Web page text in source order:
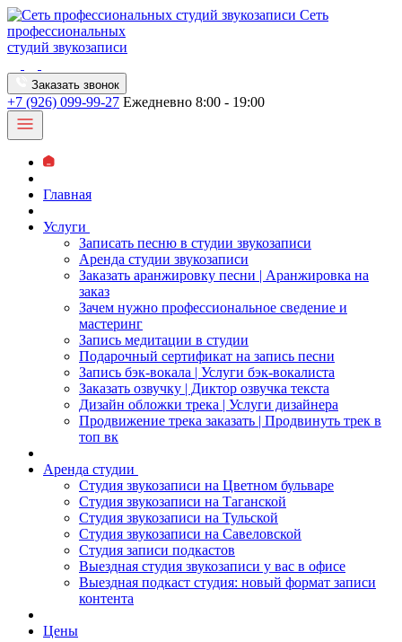
Сеть
профессиональных
студий звукозаписи
Заказать звонок
+7 (926) 099-99-27 Ежедневно 8:00 - 19:00
Главная
Услуги
Записать песню в студии звукозаписи
Аренда студии звукозаписи
Заказать аранжировку песни | Аранжировка на
заказ
Зачем нужно профессиональное сведение и
мастеринг
Запись медитации в студии
Подарочный сертификат на запись песни
Запись бэк-вокала | Услуги бэк-вокалиста
Заказать озвучку | Диктор озвучка текста
Дизайн обложки трека | Услуги дизайнера
Продвижение трека заказать | Продвинуть трек в
топ вк
Аренда студии
Студия звукозаписи на Цветном бульваре
Студия звукозаписи на Таганской
Студия звукозаписи на Тульской
Студия звукозаписи на Савеловской
Студия записи подкастов
Выездная студия звукозаписи у вас в офисе
Выездная подкаст студия: новый формат записи
контента
Цены